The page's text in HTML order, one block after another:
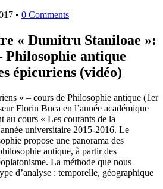
• 0 Comments
« Dumitru Staniloae »:
antique
épicuriens (vidéo)
» – cours de Philosophie antique (1er
Florin Buca en l’année académique
au cours « Les courants de la
universitaire 2015-2016. Le
propose une panorama des
antique, à partir des
La méthode que nous
d’analyse : temporelle, géographique